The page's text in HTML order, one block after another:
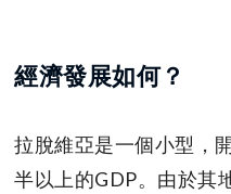
經濟發展如何？
拉脫維亞是一個小型，
半以上的GDP。由於其